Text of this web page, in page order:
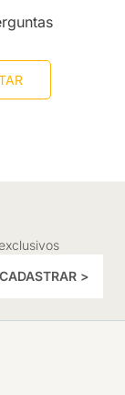
CADASTRAR >